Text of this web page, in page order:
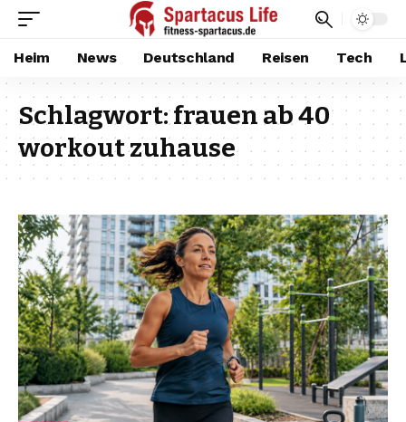
Heim News Deutschland Reisen Tech
Schlagwort:frauen ab 40
workout zuhause